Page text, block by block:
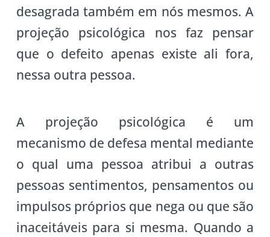
desagrada também em nós mesmos. A
projeção psicológica nos faz pensar
que o defeito apenas existe ali fora,
nessa outra pessoa.
A projeção psicológica é um
mecanismo de defesa mental mediante
o qual uma pessoa atribui a outras
pessoas sentimentos, pensamentos ou
impulsos próprios que nega ou que são
inaceitáveis para si mesma. Quando a